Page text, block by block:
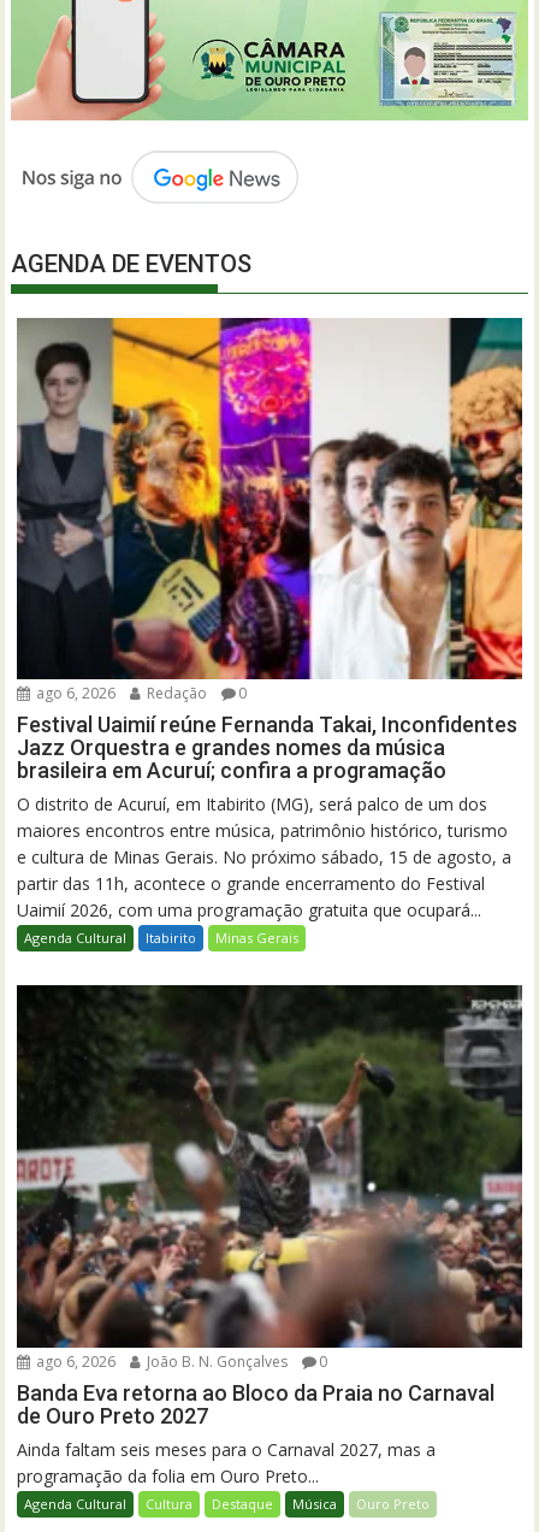
AGENDA DE EVENTOS
ago 6, 2026 Redação 0
Festival Uaimií reúne Fernanda Takai, Inconfidentes
Jazz Orquestra e grandes nomes da música
brasileira em Acuruí; confira a programação
O distrito de Acuruí, em Itabirito (MG), será palco de um dos
maiores encontros entre música, patrimônio histórico, turismo
e cultura de Minas Gerais. No próximo sábado, 15 de agosto, a
partir das 11h, acontece o grande encerramento do Festival
Uaimií 2026, com uma programação gratuita que ocupará...
Agenda Cultural Itabirito Minas Gerais
ago 6, 2026 João B. N. Gonçalves 0
Banda Eva retorna ao Bloco da Praia no Carnaval
de Ouro Preto 2027
Ainda faltam seis meses para o Carnaval 2027, mas a
programação da folia em Ouro Preto...
Agenda Cultural Cultura Destaque Música Ouro Preto